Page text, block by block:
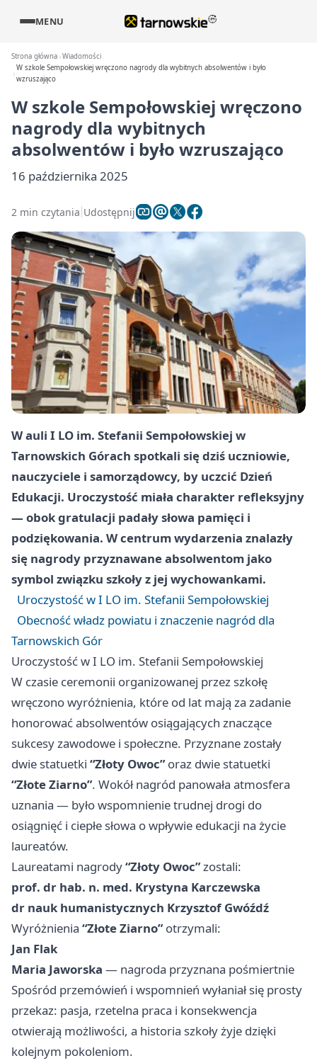
MENU
Strona główna Wiadomości
W szkole Sempołowskiej wręczono nagrody dla wybitnych absolwentów i było
wzruszająco
W szkole Sempołowskiej wręczono
nagrody dla wybitnych
absolwentów i było wzruszająco
16 października 2025
2 min czytania Udostępnij
W auli I LO im. Stefanii Sempołowskiej w
Tarnowskich Górach spotkali się dziś uczniowie,
nauczyciele i samorządowcy, by uczcić Dzień
Edukacji. Uroczystość miała charakter refleksyjny
— obok gratulacji padały słowa pamięci i
podziękowania. W centrum wydarzenia znalazły
się nagrody przyznawane absolwentom jako
symbol związku szkoły z jej wychowankami.
Uroczystość w I LO im. Stefanii Sempołowskiej
Obecność władz powiatu i znaczenie nagród dla
Tarnowskich Gór
Uroczystość w I LO im. Stefanii Sempołowskiej
W czasie ceremonii organizowanej przez szkołę
wręczono wyróżnienia, które od lat mają za zadanie
honorować absolwentów osiągających znaczące
sukcesy zawodowe i społeczne. Przyznane zostały
dwie statuetki “Złoty Owoc”oraz dwie statuetki
“Złote Ziarno”. Wokół nagród panowała atmosfera
uznania — było wspomnienie trudnej drogi do
osiągnięć i ciepłe słowa o wpływie edukacji na życie
laureatów.
Laureatami nagrody“Złoty Owoc”zostali:
prof. dr hab. n. med. Krystyna Karczewska
dr nauk humanistycznych Krzysztof Gwóźdź
Wyróżnienia “Złote Ziarno”otrzymali:
Jan Flak
Maria Jaworska — nagroda przyznana pośmiertnie
Spośród przemówień i wspomnień wyłaniał się prosty
przekaz: pasja, rzetelna praca i konsekwencja
otwierają możliwości, a historia szkoły żyje dzięki
kolejnym pokoleniom.